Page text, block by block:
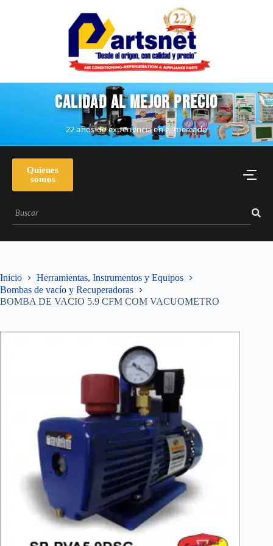
CALIDAD AL MEJOR PRECIO
22 años de experiencia en el mercado
Quienes
somos
Inicio
Herramientas, Instrumentos y Equipos
Bombas de vacío y Recuperadoras
BOMBA DE VACIO 5.9 CFM COM VACUOMETRO